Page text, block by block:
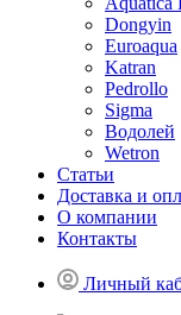
Dongyin
Euroaqua
Katran
Pedrollo
Sigma
Водолей
Wetron
Статьи
Доставка и
О компании
Контакты
Личный